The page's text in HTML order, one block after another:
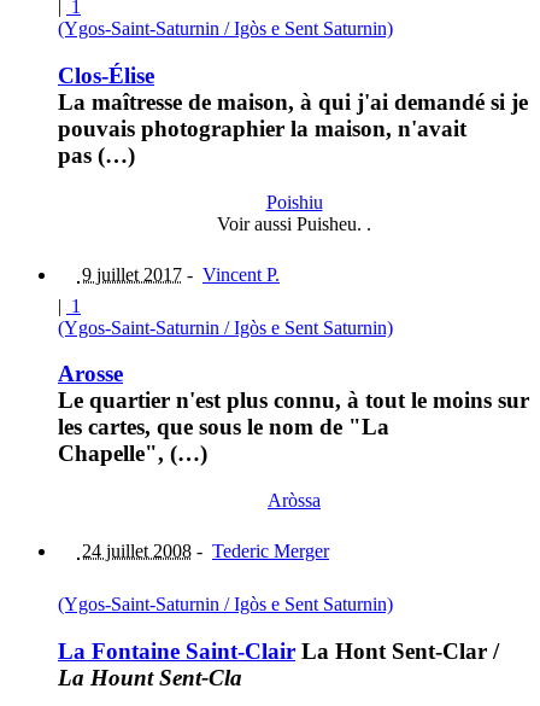
1
(Ygos-Saint-Saturnin / Igòs e Sent Saturnin)
Clos-Élise
La maîtresse de maison, à qui j'ai demandé si je
pouvais photographier la maison, n'avait
pas (…)
Poishiu
Voir aussi Puisheu. .
9 juillet 2017 - Vincent P.
| 1
(Ygos-Saint-Saturnin / Igòs e Sent Saturnin)
Arosse
Le quartier n'est plus connu, à tout le moins sur
les cartes, que sous le nom de "La
Chapelle", (…)
Aròssa
24 juillet 2008 - Tederic Merger
(Ygos-Saint-Saturnin / Igòs e Sent Saturnin)
La Fontaine Saint-Clair La Hont Sent-Clar /
La Hount Sent-Cla